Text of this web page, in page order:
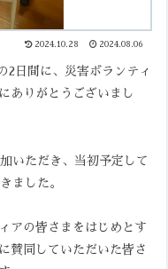
2024.10.28 2024.08.06
2日間に、災害ボランティ
ありがとうございまし
いただき、当初予定して
ました。
アの皆さまをはじめとす
賛同していただいた皆さ